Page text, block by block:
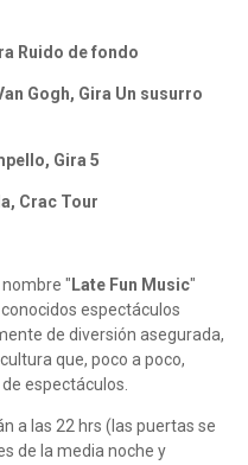
Ruido de fondo
Gogh, Gira Un susurro
Gira 5
Crac Tour
nombre " Late Fun Music"
espectáculos
de diversión asegurada,
que, poco a poco,
espectáculos.
a las 22 hrs (las puertas se
de la media noche y